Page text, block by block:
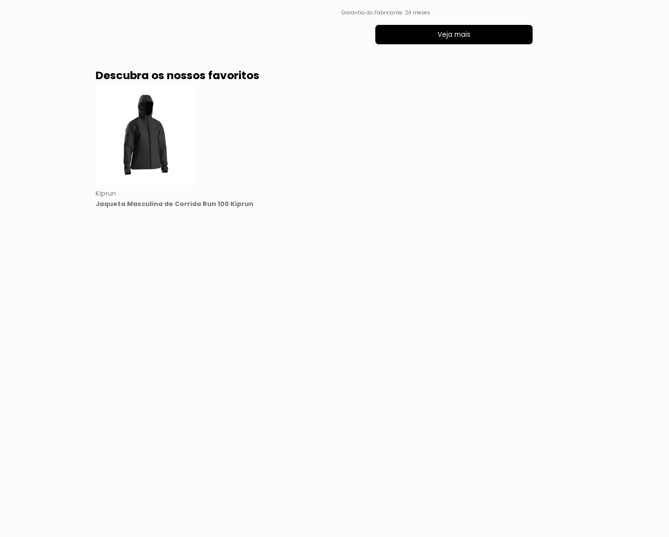
Garantia do Fabricante: 24 meses
Veja mais
Descubra os nossos favoritos
Kiprun
Jaqueta Masculina de Corrida Run 100 Kiprun